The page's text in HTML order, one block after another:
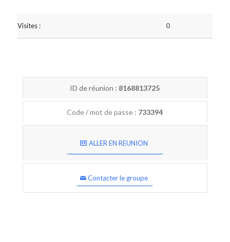
Visites : 0
ID de réunion : 8168813725
Code / mot de passe : 733394
ALLER EN REUNION
Contacter le groupe